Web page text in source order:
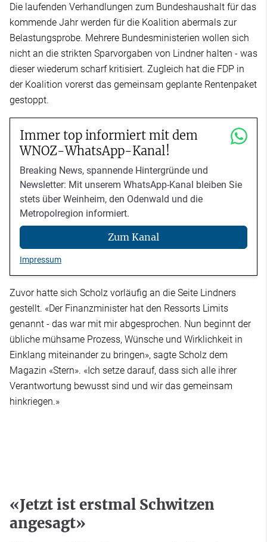
Die laufenden Verhandlungen zum Bundeshaushalt für das
kommende Jahr werden für die Koalition abermals zur
Belastungsprobe. Mehrere Bundesministerien wollen sich
nicht an die strikten Sparvorgaben von Lindner halten - was
dieser wiederum scharf kritisiert. Zugleich hat die FDP in
der Koalition vorerst das gemeinsam geplante Rentenpaket
gestoppt.
Immer top informiert mit dem
WNOZ-WhatsApp-Kanal!
Breaking News, spannende Hintergründe und
Newsletter: Mit unserem WhatsApp-Kanal bleiben Sie
stets über Weinheim, den Odenwald und die
Metropolregion informiert.
Zum Kanal
Impressum
Zuvor hatte sich Scholz vorläufig an die Seite Lindners
gestellt. «Der Finanzminister hat den Ressorts Limits
genannt - das war mit mir abgesprochen. Nun beginnt der
übliche mühsame Prozess, Wünsche und Wirklichkeit in
Einklang miteinander zu bringen», sagte Scholz dem
Magazin «Stern». «Ich setze darauf, dass sich alle ihrer
Verantwortung bewusst sind und wir das gemeinsam
hinkriegen.»
«Jetzt ist erstmal Schwitzen
angesagt»